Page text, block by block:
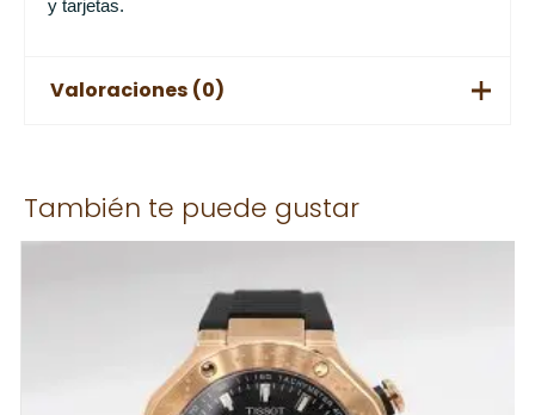
y tarjetas.
Valoraciones (0)
Solo los usuarios registrados que hayan comprado este
producto pueden hacer una valoración.
También te puede gustar